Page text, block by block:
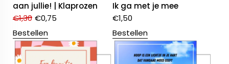
aan jullie! | Klaprozen
€1,30 €0,75
Bestellen
Ik ga met je mee
€1,50
Bestellen